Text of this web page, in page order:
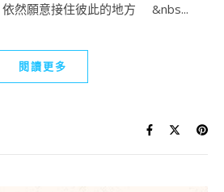
依然願意接住彼此的地方 &nbs...
閱讀更多